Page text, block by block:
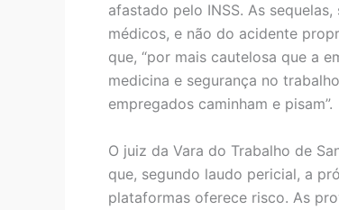
afastado pelo INSS. As
médicos, e não do acidente
que, “por mais cautelosa que a
medicina e segurança no
empregados caminham e pisam”.
O juiz da Vara do Trabalho de
que, segundo laudo pericial, a
plataformas oferece risco. As